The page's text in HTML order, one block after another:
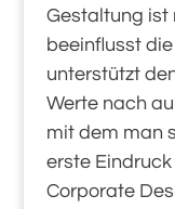
Gestaltung ist
beeinflusst
unterstützt
Werte nach
mit dem man
erste
Corporate